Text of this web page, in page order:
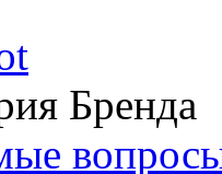
Бренда